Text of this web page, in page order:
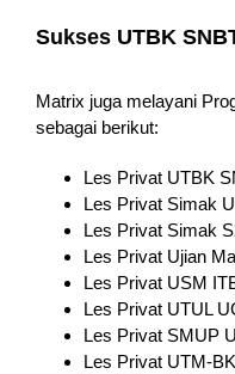
Sukses UTBK
Matrix juga melayani
sebagai berikut:
Les Privat UTBK
Les Privat Simak
Les Privat Simak
Les Privat Ujian
Les Privat USM
Les Privat UTUL
Les Privat SMUP
Les Privat UTM-